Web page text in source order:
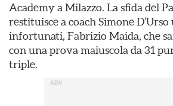
Academy a Milazzo. La sfida del
restituisce a coach Simone
infortunati, Fabrizio Maida, che
con una prova maiuscola da 31
triple.